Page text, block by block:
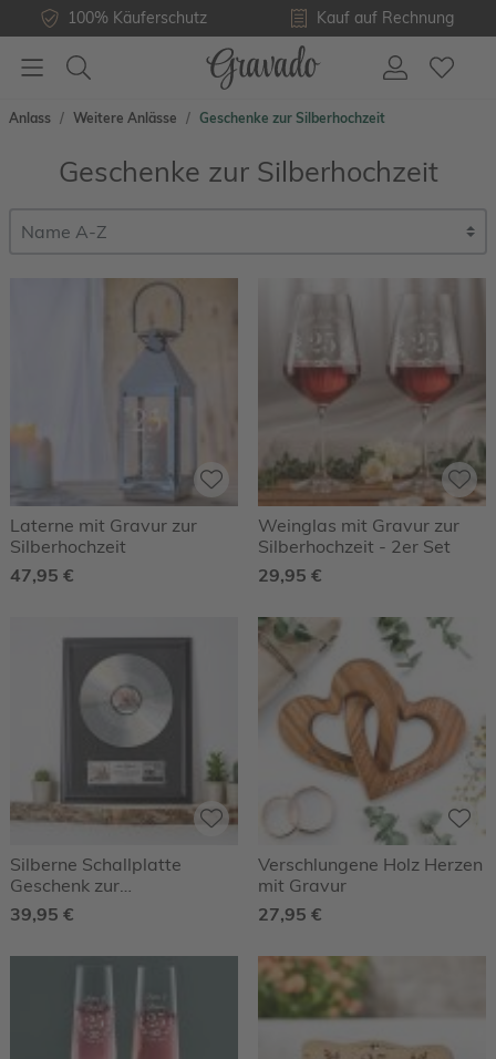
100% Käuferschutz Kauf auf Rechnung
Anlass Weitere Anlässe Geschenke zur Silberhochzeit
Geschenke zur Silberhochzeit
Laterne mit Gravur zur
Silberhochzeit
47,95 €
Weinglas mit Gravur zur
Silberhochzeit - 2er Set
29,95 €
Silberne Schallplatte
Geschenk zur
Silberhochzeit -
Personalisiert
39,95 €
Verschlungene Holz Herzen
mit Gravur
27,95 €